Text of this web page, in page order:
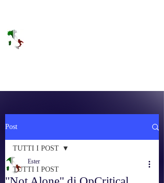
Post
TUTTI I POST
TUTTI I POST
Ester